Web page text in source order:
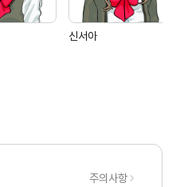
신서아
주의사항